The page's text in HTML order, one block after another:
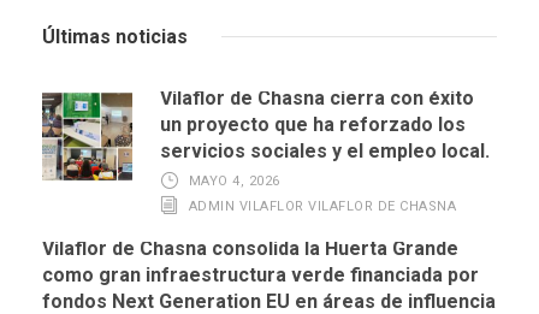
Últimas noticias
Vilaflor de Chasna cierra con éxito
un proyecto que ha reforzado los
servicios sociales y el empleo local.
MAYO 4, 2026
ADMIN VILAFLOR VILAFLOR DE CHASNA
Vilaflor de Chasna consolida la Huerta Grande
como gran infraestructura verde financiada por
fondos Next Generation EU en áreas de influencia